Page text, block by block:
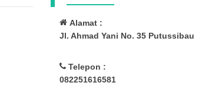
Alamat :
Jl. Ahmad Yani No. 35 Putussibau
Telepon :
082251616581